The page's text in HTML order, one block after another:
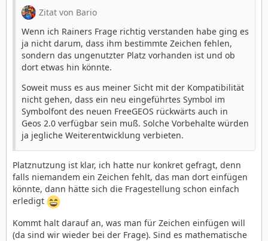
Zitat von Bario
Wenn ich Rainers Frage richtig verstanden habe ging es
ja nicht darum, dass ihm bestimmte Zeichen fehlen,
sondern das ungenutzter Platz vorhanden ist und ob
dort etwas hin könnte.
Soweit muss es aus meiner Sicht mit der Kompatibilität
nicht gehen, dass ein neu eingeführtes Symbol im
Symbolfont des neuen FreeGEOS rückwärts auch in
Geos 2.0 verfügbar sein muß. Solche Vorbehalte würden
ja jegliche Weiterentwicklung verbieten.
Platznutzung ist klar, ich hatte nur konkret gefragt, denn
falls niemandem ein Zeichen fehlt, das man dort einfügen
könnte, dann hätte sich die Fragestellung schon einfach
erledigt
Kommt halt darauf an, was man für Zeichen einfügen will
(da sind wir wieder bei der Frage). Sind es mathematische